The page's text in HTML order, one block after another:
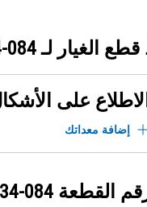
الغيار لـ084-5134
الاطلاع على
إضافة معداتك
القطعة 084-5134